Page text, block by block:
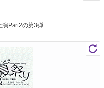
g
a
演Part2の第3弾